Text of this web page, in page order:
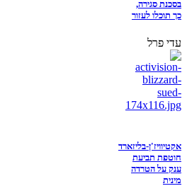
בסכנת סגירה,
כך תוכלו לעזור
עדי פרל
אקטיוויז'ן-בליזארד
חוטפת תביעת
ענק על הטרדה
מינית